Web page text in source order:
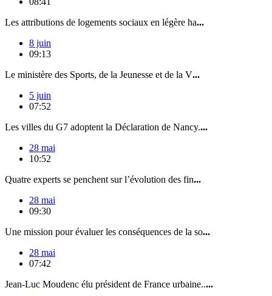
Les attributions de logements sociaux en légère ha...
8 juin
09:13
Le ministère des Sports, de la Jeunesse et de la V...
5 juin
07:52
Les villes du G7 adoptent la Déclaration de Nancy....
28 mai
10:52
Quatre experts se penchent sur l’évolution des fin...
28 mai
09:30
Une mission pour évaluer les conséquences de la so...
28 mai
07:42
Jean-Luc Moudenc élu président de France urbaine.....